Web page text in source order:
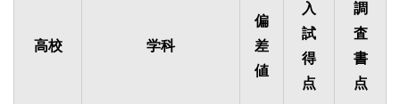
高校 学科
偏
差
値
入
試
得
点
調
査
書
点